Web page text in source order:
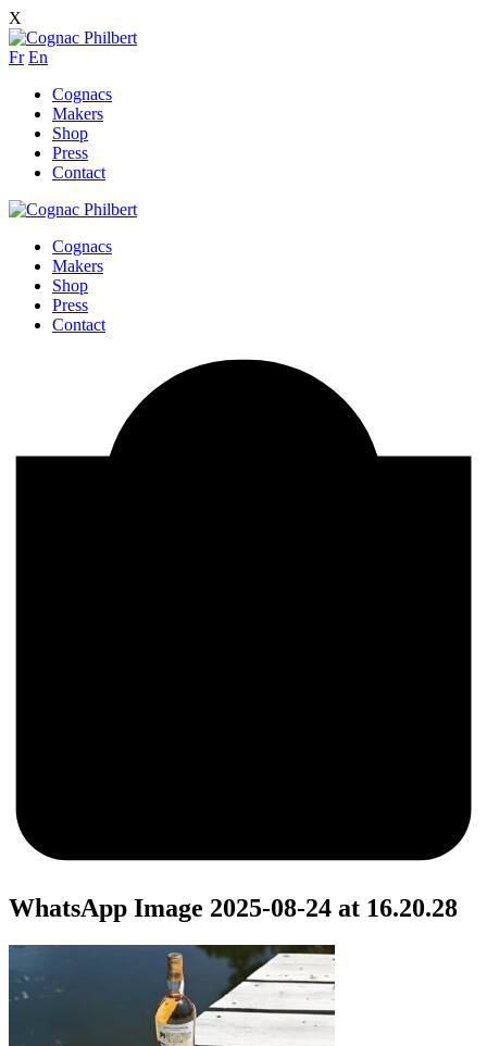
X
Fr En
Cognacs
Makers
Shop
Press
Contact
Cognacs
Makers
Shop
Press
Contact
WhatsApp Image 2025-08-24 at 16.20.28